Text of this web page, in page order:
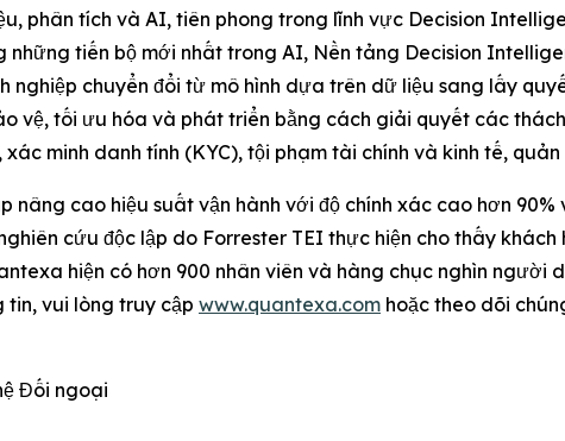
phân tích và AI, tiên phong trong lĩnh vực Decision
tiến bộ mới nhất trong AI, Nền tảng Decision
chuyển đổi từ mô hình dựa trên dữ liệu sang lấy
vệ, tối ưu hóa và phát triển bằng cách giải quyết các
minh danh tính (KYC), tội phạm tài chính và kinh tế,
cao hiệu suất vận hành với độ chính xác cao hơn 90%
cứu độc lập do Forrester TEI thực hiện cho thấy
hiện có hơn 900 nhân viên và hàng chục nghìn
tin, vui lòng truy cập www.quantexa.com hoặc theo dõi
Đối ngoại